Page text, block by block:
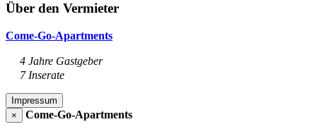
Über den Vermieter
Come-Go-Apartments
4 Jahre Gastgeber
7 Inserate
Impressum
×
Come-Go-Apartments